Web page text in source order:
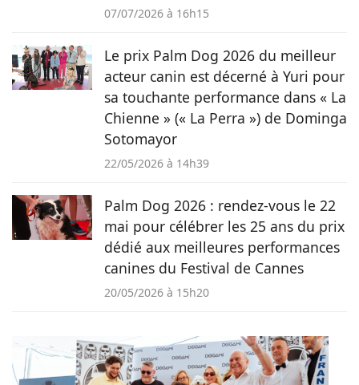
07/07/2026 à 16h15
Le prix Palm Dog 2026 du meilleur
acteur canin est décerné à Yuri pour
sa touchante performance dans « La
Chienne » (« La Perra ») de Dominga
Sotomayor
22/05/2026 à 14h39
Palm Dog 2026 : rendez-vous le 22
mai pour célébrer les 25 ans du prix
dédié aux meilleures performances
canines du Festival de Cannes
20/05/2026 à 15h20